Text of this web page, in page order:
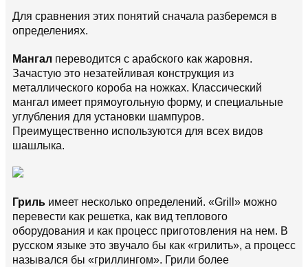
Для сравнения этих понятий сначала разберемся в
определениях.
Мангал переводится с арабского как жаровня.
Зачастую это незатейливая конструкция из
металлического короба на ножках. Классический
мангал имеет прямоугольную форму, и специальные
углубления для установки шампуров.
Преимущественно используются для всех видов
шашлыка.
Гриль имеет несколько определений. «Grill» можно
перевести как решетка, как вид теплового
оборудования и как процесс приготовления на нем. В
русском языке это звучало бы как «грилить», а процесс
назывался бы «гриллингом». Грили более